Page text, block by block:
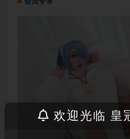
欢迎光临 皇